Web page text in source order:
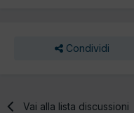
Condividi
Vai alla lista discussioni